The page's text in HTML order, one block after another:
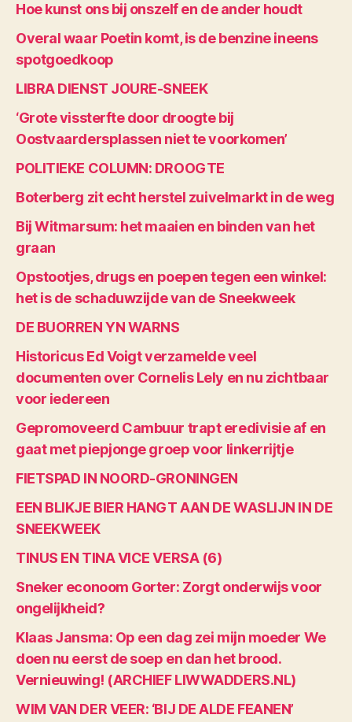
Hoe kunst ons bij onszelf en de ander houdt
Overal waar Poetin komt, is de benzine ineens
spotgoedkoop
LIBRA DIENST JOURE-SNEEK
‘Grote vissterfte door droogte bij
Oostvaardersplassen niet te voorkomen’
POLITIEKE COLUMN: DROOGTE
Boterberg zit echt herstel zuivelmarkt in de weg
Bij Witmarsum: het maaien en binden van het
graan
Opstootjes, drugs en poepen tegen een winkel:
het is de schaduwzijde van de Sneekweek
DE BUORREN YN WARNS
Historicus Ed Voigt verzamelde veel
documenten over Cornelis Lely en nu zichtbaar
voor iedereen
Gepromoveerd Cambuur trapt eredivisie af en
gaat met piepjonge groep voor linkerrijtje
FIETSPAD IN NOORD-GRONINGEN
EEN BLIKJE BIER HANGT AAN DE WASLIJN IN DE
SNEEKWEEK
TINUS EN TINA VICE VERSA (6)
Sneker econoom Gorter: Zorgt onderwijs voor
ongelijkheid?
Klaas Jansma: Op een dag zei mijn moeder We
doen nu eerst de soep en dan het brood.
Vernieuwing! (ARCHIEF LIWWADDERS.NL)
WIM VAN DER VEER: ‘BIJ DE ALDE FEANEN’